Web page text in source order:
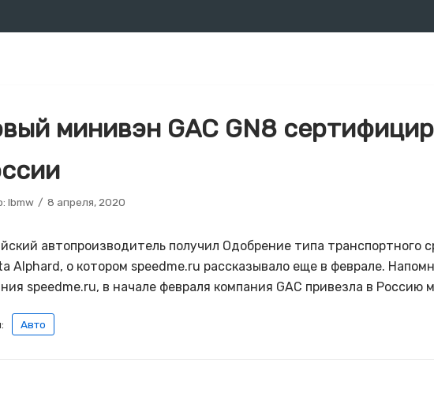
минивэн GAC GN8
lbmw 8 апреля, 2020
автопроизводитель получил Одобрение типа транспортного
Alphard, о котором speedme.ru рассказывало еще в феврале.
speedme.ru, в начале февраля компания GAC привезла в Россию
Авто